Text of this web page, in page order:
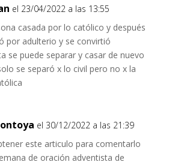
el 23/04/2022 a las 13:55
casada por lo católico y después
por adulterio y se convirtió
se puede separar y casar de nuevo
se separó x lo civil pero no x la
el 30/12/2022 a las 21:39
este articulo para comentarlo
de oración adventista de